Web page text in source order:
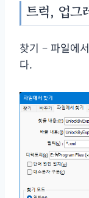
트럭, 업그
찾기 – 파일에
다.